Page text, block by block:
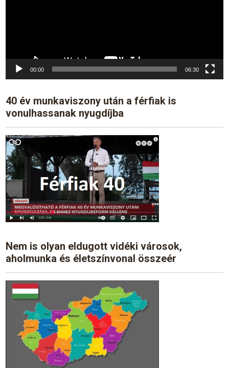
00:00 06:30
40 év munkaviszony után a férfiak is
vonulhassanak nyugdíjba
Nem is olyan eldugott vidéki városok,
aholmunka és életszínvonal összeér